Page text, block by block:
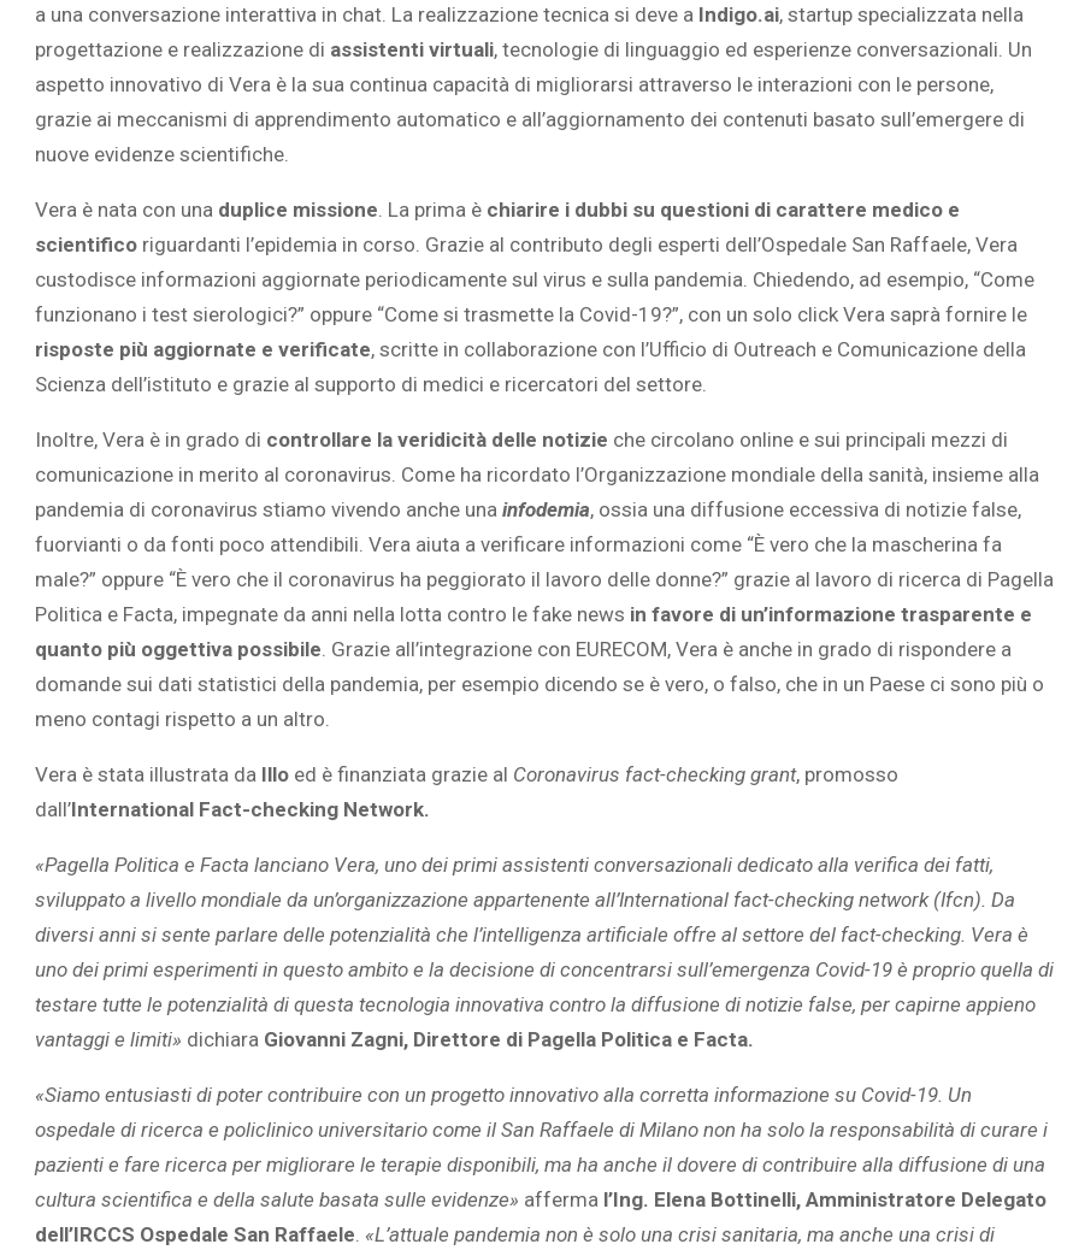
a una conversazione interattiva in chat. La realizzazione tecnica si deve a Indigo.ai, startup specializzata nella
progettazione e realizzazione di assistenti virtuali, tecnologie di linguaggio ed esperienze conversazionali. Un
aspetto innovativo di Vera è la sua continua capacità di migliorarsi attraverso le interazioni con le persone,
grazie ai meccanismi di apprendimento automatico e all’aggiornamento dei contenuti basato sull’emergere di
nuove evidenze scientifiche.
Vera è nata con una duplice missione . La prima è chiarire i dubbi su questioni di carattere medico e
scientifico riguardanti l’epidemia in corso. Grazie al contributo degli esperti dell’Ospedale San Raffaele, Vera
custodisce informazioni aggiornate periodicamente sul virus e sulla pandemia. Chiedendo, ad esempio, “Come
funzionano i test sierologici?” oppure “Come si trasmette la Covid-19?”, con un solo click Vera saprà fornire le
risposte più aggiornate e verificate, scritte in collaborazione con l’Ufficio di Outreach e Comunicazione della
Scienza dell’istituto e grazie al supporto di medici e ricercatori del settore.
Inoltre, Vera è in grado di controllare la veridicità delle notizie che circolano online e sui principali mezzi di
comunicazione in merito al coronavirus. Come ha ricordato l’Organizzazione mondiale della sanità, insieme alla
pandemia di coronavirus stiamo vivendo anche una infodemia, ossia una diffusione eccessiva di notizie false,
fuorvianti o da fonti poco attendibili. Vera aiuta a verificare informazioni come “È vero che la mascherina fa
male?” oppure “È vero che il coronavirus ha peggiorato il lavoro delle donne?” grazie al lavoro di ricerca di Pagella
Politica e Facta, impegnate da anni nella lotta contro le fake news in favore di un’informazione trasparente e
quanto più oggettiva possibile . Grazie all’integrazione con EURECOM, Vera è anche in grado di rispondere a
domande sui dati statistici della pandemia, per esempio dicendo se è vero, o falso, che in un Paese ci sono più o
meno contagi rispetto a un altro.
Vera è stata illustrata da Illo ed è finanziata grazie al Coronavirus fact-checking grant, promosso
dall’International Fact-checking Network.
«Pagella Politica e Facta lanciano Vera, uno dei primi assistenti conversazionali dedicato alla verifica dei fatti,
sviluppato a livello mondiale da un’organizzazione appartenente all’International fact-checking network (Ifcn). Da
diversi anni si sente parlare delle potenzialità che l’intelligenza artificiale offre al settore del fact-checking. Vera è
uno dei primi esperimenti in questo ambito e la decisione di concentrarsi sull’emergenza Covid-19 è proprio quella di
testare tutte le potenzialità di questa tecnologia innovativa contro la diffusione di notizie false, per capirne appieno
vantaggi e limiti» dichiara Giovanni Zagni, Direttore di Pagella Politica e Facta.
«Siamo entusiasti di poter contribuire con un progetto innovativo alla corretta informazione su Covid-19. Un
ospedale di ricerca e policlinico universitario come il San Raffaele di Milano non ha solo la responsabilità di curare i
pazienti e fare ricerca per migliorare le terapie disponibili, ma ha anche il dovere di contribuire alla diffusione di una
cultura scientifica e della salute basata sulle evidenze» afferma l’Ing. Elena Bottinelli, Amministratore Delegato
dell’IRCCS Ospedale San Raffaele «L’attuale pandemia non è solo una crisi sanitaria, ma anche una crisi di
L’ATTIVITÀ CEREBRALE
RIVELA LE MELODIE CHE LE
PERSONE IMMAGINANO
SOVRAPPESO E OBESITÀ
INFANTILE ASSOCIATI AD
ASSENZA DI FIGLI IN ETÀ